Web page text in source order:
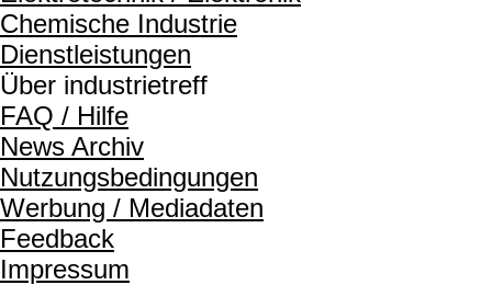
Chemische Industrie
Dienstleistungen
Über industrietreff
FAQ / Hilfe
News Archiv
Nutzungsbedingungen
Werbung / Mediadaten
Feedback
Impressum